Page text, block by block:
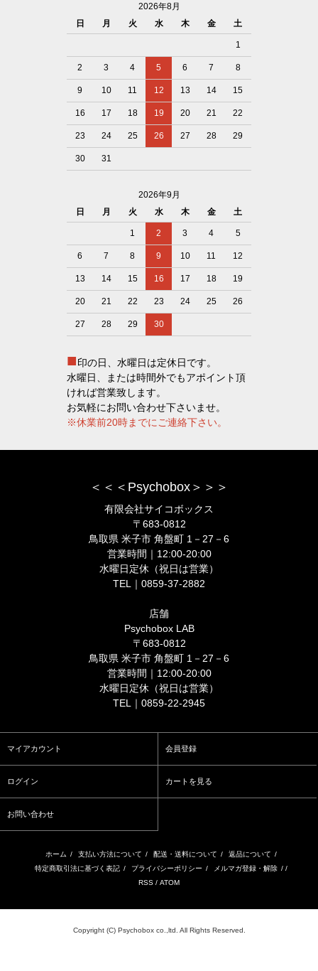
2026年8月
日
月 火 水 木 金 土
1
2 3 4 5 6 7 8
9 10 11 12 13 14 15
16 17 18 19 20 21 22
23 24 25 26 27 28 29
30 31
2026年9月
日
月 火 水 木 金 土
1 2 3 4 5
6 7 8 9 10 11 12
13 14 15 16 17 18 19
20 21 22 23 24 25 26
27 28 29 30
■印の日、水曜日は定休日です。
水曜日、または時間外でもアポイント頂
ければ営業致します。
お気軽にお問い合わせ下さいませ。
※休業前20時までにご連絡下さい。
＜＜＜Psychobox＞＞＞
有限会社サイコボックス
〒683-0812
鳥取県 米子市 角盤町 1－27－6
営業時間｜12:00-20:00
水曜日定休（祝日は営業）
TEL｜0859-37-2882
店舗
Psychobox LAB
〒683-0812
鳥取県 米子市 角盤町 1－27－6
営業時間｜12:00-20:00
水曜日定休（祝日は営業）
TEL｜0859-22-2945
マイアカウント 会員登録
ログイン カートを見る
お問い合わせ
ホーム / 支払い方法について / 配送・送料について / 返品について /
特定商取引法に基づく表記 / プライバシーポリシー / メルマガ登録・解除 / /
RSS / ATOM
Copyright (C) Psychobox co.,ltd. All Rights Reserved.